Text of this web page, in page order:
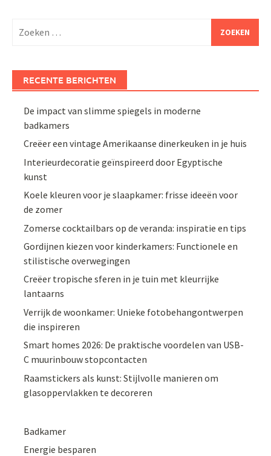
naar:
RECENTE BERICHTEN
De impact van slimme spiegels in moderne
badkamers
Creëer een vintage Amerikaanse dinerkeuken in je huis
Interieurdecoratie geïnspireerd door Egyptische
kunst
Koele kleuren voor je slaapkamer: frisse ideeën voor
de zomer
Zomerse cocktailbars op de veranda: inspiratie en tips
Gordijnen kiezen voor kinderkamers: Functionele en
stilistische overwegingen
Creëer tropische sferen in je tuin met kleurrijke
lantaarns
Verrijk de woonkamer: Unieke fotobehangontwerpen
die inspireren
Smart homes 2026: De praktische voordelen van USB-
C muurinbouw stopcontacten
Raamstickers als kunst: Stijlvolle manieren om
glasoppervlakken te decoreren
Badkamer
Energie besparen